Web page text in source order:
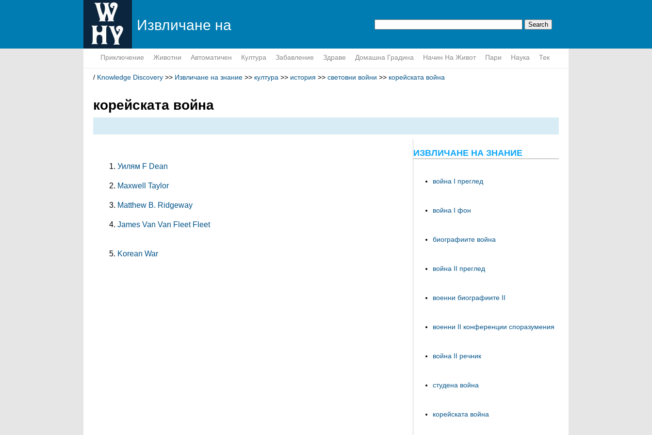
Извличане на
Приключение Животни Автоматичен Култура Забавление Здраве Домашна Градина Начин На Живот Пари Наука Тек
/ Knowledge Discovery >> Извличане на знание >> култура >> история >> световни войни >> корейската война
корейската война
Уилям F Dean
Maxwell Taylor
Matthew B. Ridgeway
James Van Van Fleet Fleet
Korean War
ИЗВЛИЧАНЕ НА ЗНАНИЕ
война I преглед
война I фон
биографиите война
война II преглед
военни биографиите II
военни II конференции споразумения
война II речник
студена война
корейската война